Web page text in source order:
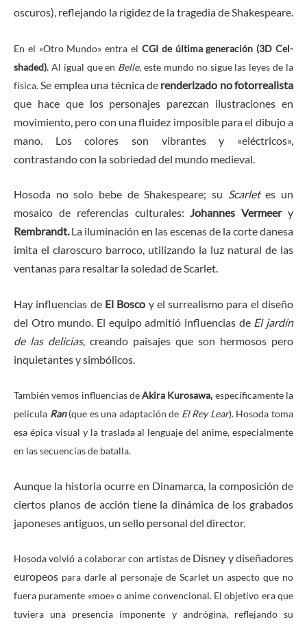
oscuros), reflejando la rigidez de la tragedia de Shakespeare.
En el «Otro Mundo» entra el CGI de última generación (3D Cel-
shaded). Al igual que en Belle, este mundo no sigue las leyes de la
física.Se emplea una técnica de renderizado no fotorrealista
que hace que los personajes parezcan ilustraciones en
movimiento, pero con una fluidez imposible para el dibujo a
mano. Los colores son vibrantes y «eléctricos»,
contrastando con la sobriedad del mundo medieval.
Hosoda no solo bebe de Shakespeare; su Scarletes un
mosaico de referencias culturales:Johannes Vermeery
Rembrandt.La iluminación en las escenas de la corte danesa
imita el claroscuro barroco, utilizando la luz natural de las
ventanas para resaltar la soledad de Scarlet.
Hay influencias deEl Bosco y el surrealismo para el diseño
del Otro mundo. El equipo admitió influencias de El jardín
de las delicias, creando paisajes que son hermosos pero
inquietantes y simbólicos.
También vemos influencias deAkira Kurosawa, específicamente la
película Ran(que es una adaptación de El Rey Lear). Hosoda toma
esa épica visual y la traslada al lenguaje del anime, especialmente
en las secuencias de batalla.
Aunque la historia ocurre en Dinamarca, la composición de
ciertos planos de acción tiene la dinámica de los grabados
japoneses antiguos, un sello personal del director.
Hosoda volvió a colaborar con artistas de Disney y diseñadores
europeos para darle al personaje de Scarlet un aspecto que no
fuera puramente «moe» o anime convencional. El objetivo era que
tuviera una presencia imponente y andrógina, reflejando su